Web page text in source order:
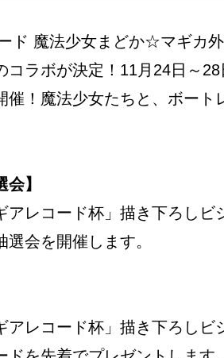
ド 魔法少女まどか☆マギカ
コラボが決定！11月24日～
催！魔法少女たちと、ボート
】
アレコード杯」描き下ろしビ
会を開催します。
アレコード杯」描き下ろしビ